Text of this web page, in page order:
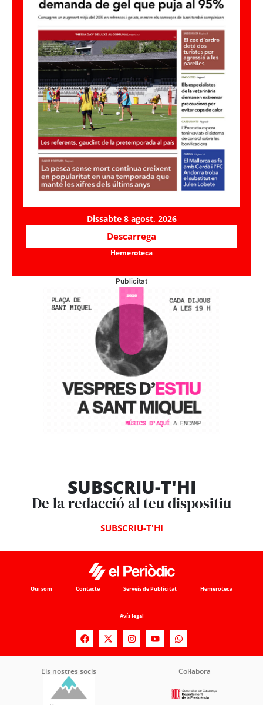
Dissabte 8 agost, 2026
Descarrega
Hemeroteca
Publicitat
SUBSCRIU-T'HI
De la redacció al teu dispositiu
SUBSCRIU-T'HI
Qui som Contacte Serveis de Publicitat Hemeroteca
Avís legal
Els nostres socis Col·labora